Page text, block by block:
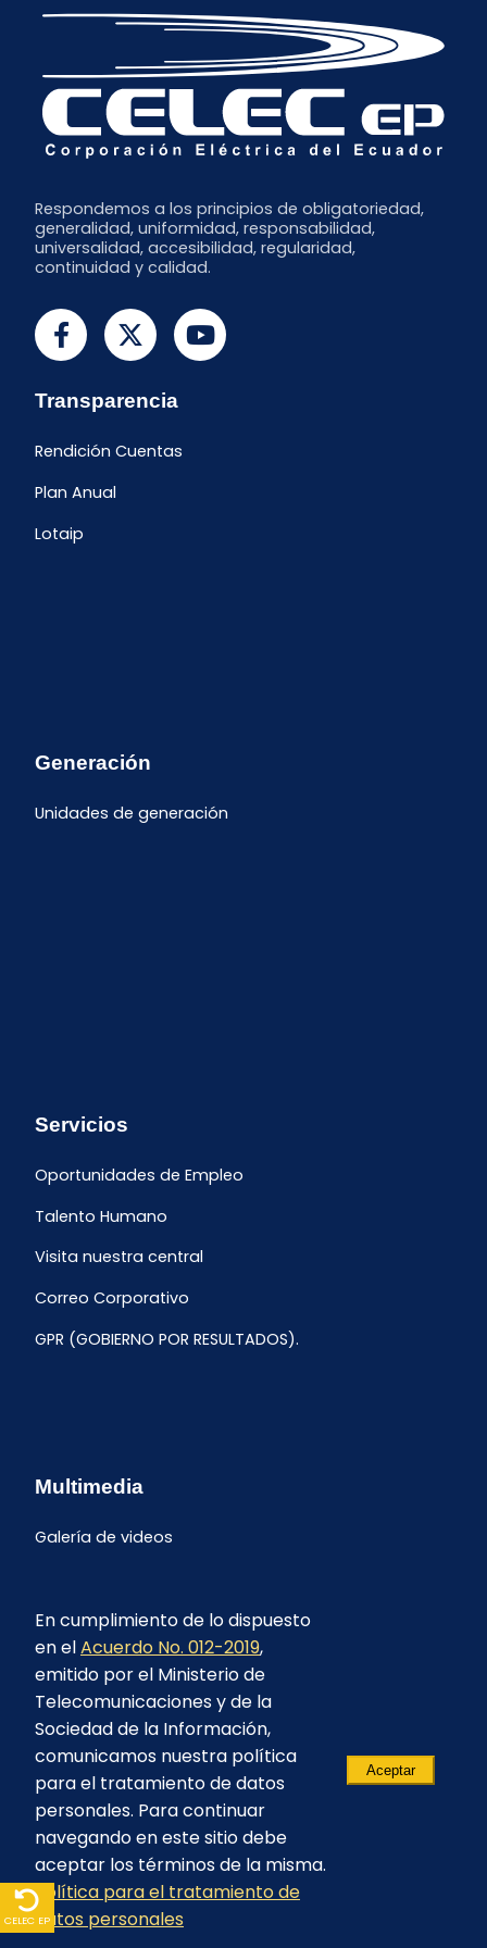
Respondemos a los principios de obligatoriedad,
generalidad, uniformidad, responsabilidad,
universalidad, accesibilidad, regularidad,
continuidad y calidad.
Transparencia
Rendición Cuentas
Plan Anual
Lotaip
Generación
Unidades de generación
Servicios
Oportunidades de Empleo
Talento Humano
Visita nuestra central
Correo Corporativo
GPR (GOBIERNO POR RESULTADOS).
Multimedia
Galería de videos
© 2023 - CELEC EP - Todos los derechos
reservados
En cumplimiento de lo dispuesto
en elAcuerdo No. 012-2019,
emitido por el Ministerio de
Telecomunicaciones y de la
Sociedad de la Información,
comunicamos nuestra política
para el tratamiento de datos
personales. Para continuar
navegando en este sitio debe
aceptar los términos de la misma.
Política para el tratamiento de
datos personales
Aceptar
CELEC EP